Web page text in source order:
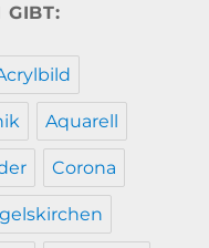
GIBT:
Aquarell
Corona